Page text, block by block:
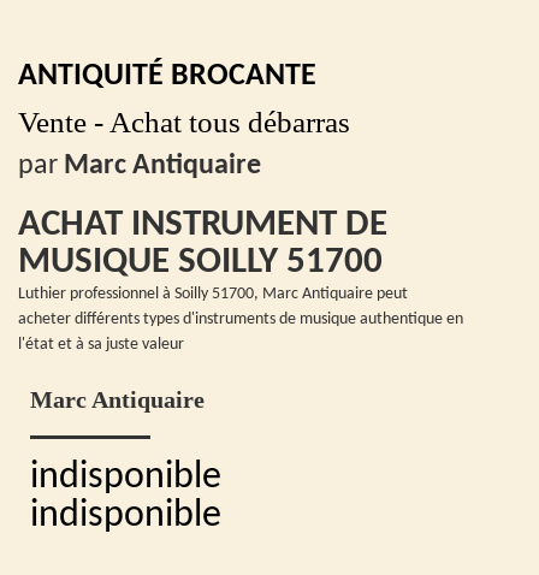
ANTIQUITÉ BROCANTE
Vente - Achat tous débarras
par Marc Antiquaire
ACHAT INSTRUMENT DE
MUSIQUE SOILLY 51700
Luthier professionnel à Soilly 51700, Marc Antiquaire peut
acheter différents types d'instruments de musique authentique en
l'état et à sa juste valeur
Marc Antiquaire
indisponible
indisponible